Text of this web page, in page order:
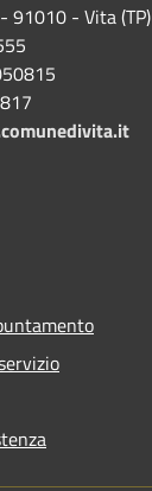
91010 - Vita (TP)